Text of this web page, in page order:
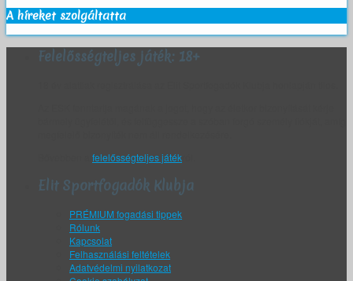
A híreket szolgáltatta
Felelősségteljes játék: 18+
felelősségteljes játék
Elit Sportfogadók Klubja
PRÉMIUM fogadási tippek
Rólunk
Kapcsolat
Felhasználási feltételek
Adatvédelmi nyilatkozat